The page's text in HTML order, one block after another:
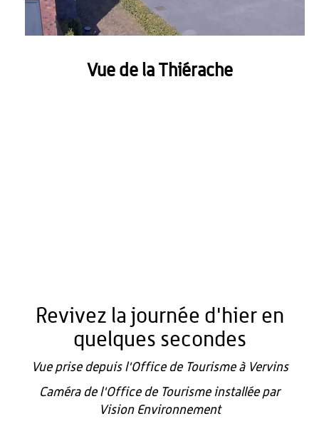
Vue de la Thiérache
Revivez la journée d'hier en
quelques secondes
Vue prise depuis l'Office de Tourisme à Vervins
Caméra de l'Office de Tourisme installée par
Vision Environnement